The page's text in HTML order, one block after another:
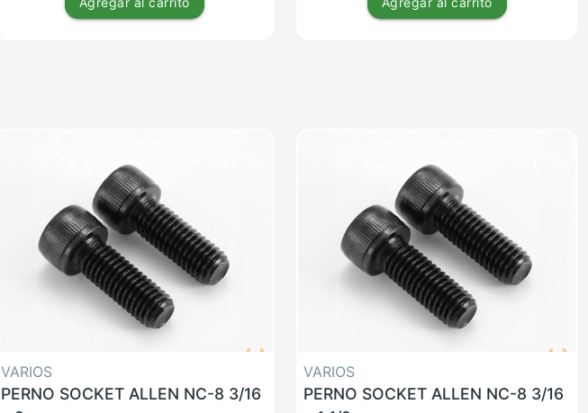
VARIOS
PERNO SOCKET ALLEN NC-8 3/16
VARIOS
PERNO SOCKET ALLEN NC-8 3/16